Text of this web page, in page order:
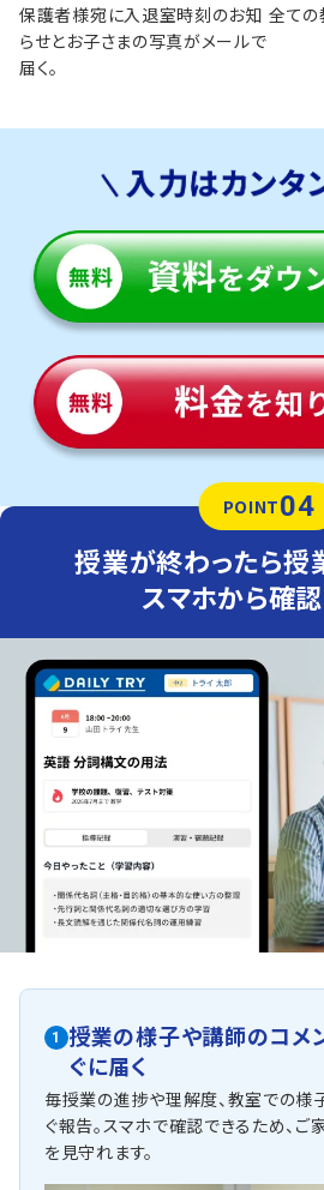
保護者様宛に入退室時刻のお知
らせとお子さまの写真がメールで
届く。
全ての
POINT04
授業が終わったら授
スマホから確
1
授業の様子や講師のコメ
ぐに届く
毎授業の進捗や理解度、教室での様
ぐ報告。スマホで確認できるため、
を見守れます。